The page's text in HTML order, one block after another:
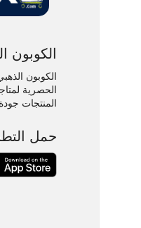
الكوبون
الكوبون
الحصرية
المنتجات
حمل